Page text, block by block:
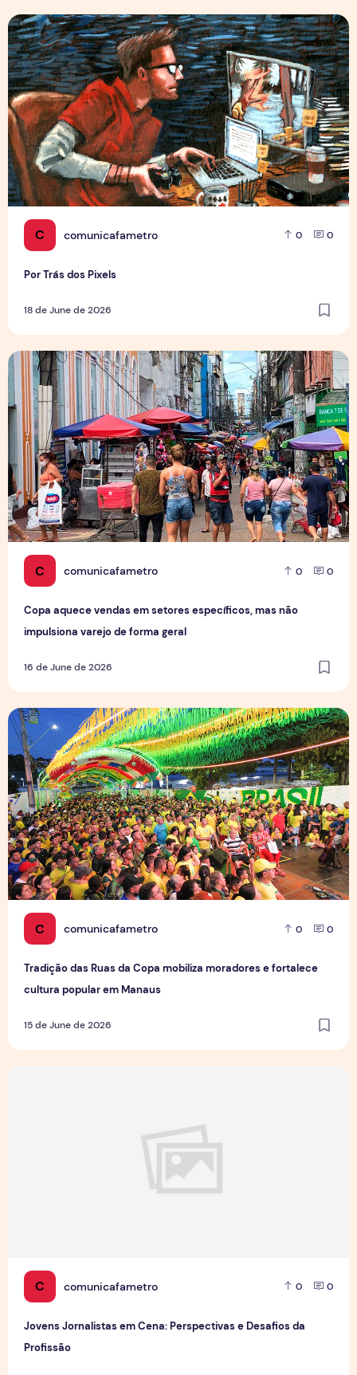
C comunicafametro 0 0
Por Trás dos Pixels
18 de June de 2026
Por Trás dos Pixels
C comunicafametro 0 0
Copa aquece vendas em setores específicos, mas não
impulsiona varejo de forma geral
16 de June de 2026
Copa aquece vendas em setores específicos, mas não
C comunicafametro 0 0
Tradição das Ruas da Copa mobiliza moradores e fortalece
cultura popular em Manaus
15 de June de 2026
Tradição das Ruas da Copa mobiliza moradores e
C comunicafametro 0 0
Jovens Jornalistas em Cena: Perspectivas e Desafios da
Profissão